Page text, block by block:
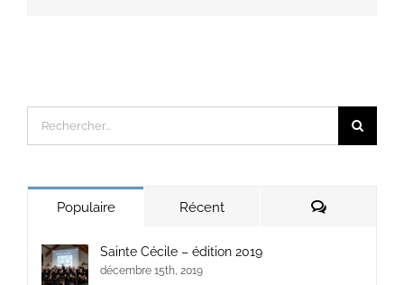
Populaire Récent
Sainte Cécile – édition 2019
décembre 15th, 2019